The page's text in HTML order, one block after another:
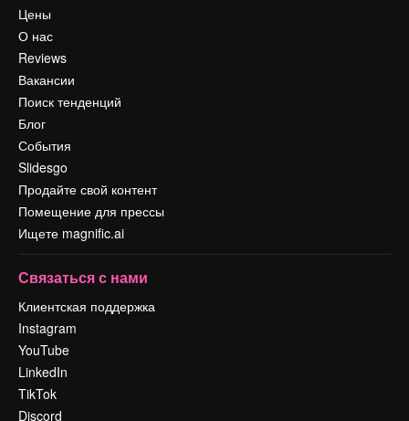
Цены
О нас
Reviews
Вакансии
Поиск тенденций
Блог
События
Slidesgo
Продайте свой контент
Помещение для прессы
Ищете magnific.ai
Связаться с нами
Клиентская поддержка
Instagram
YouTube
LinkedIn
TikTok
Discord